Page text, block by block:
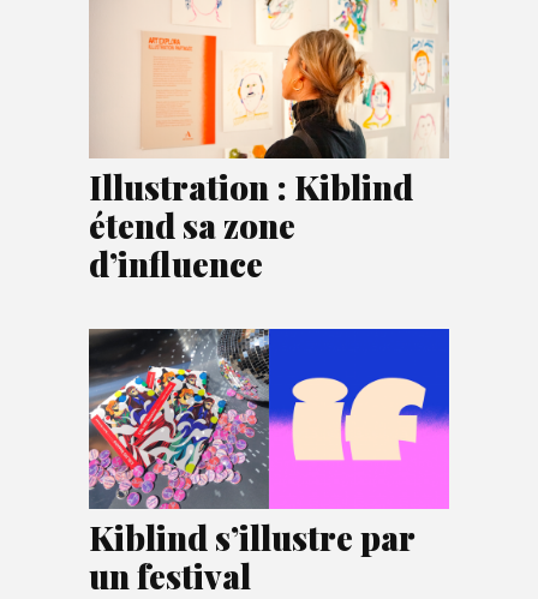
Illustration : Kiblind
étend sa zone
d’influence
Kiblind s’illustre par
un festival